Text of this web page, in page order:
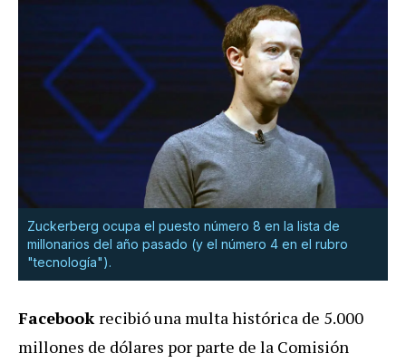
Zuckerberg ocupa el puesto número 8 en la lista de
millonarios del año pasado (y el número 4 en el rubro
"tecnología").
Facebook recibió una multa histórica de 5.000
millones de dólares por parte de la Comisión